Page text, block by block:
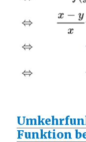
Funktion